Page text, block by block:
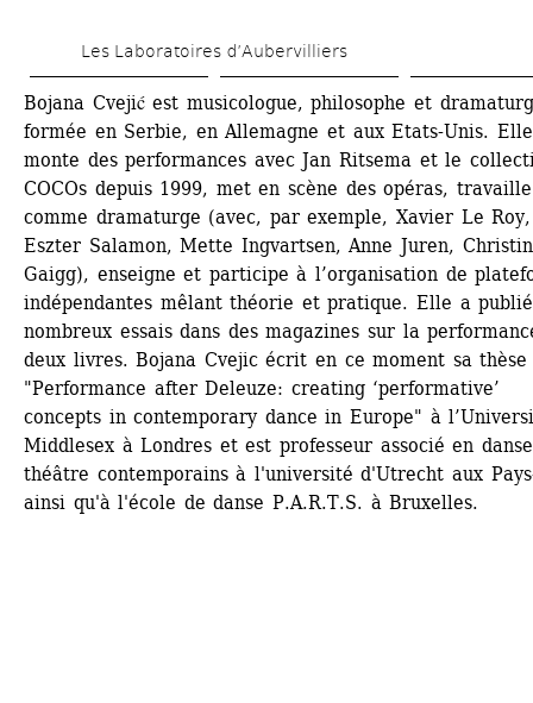
au
contenu
principal
Les Laboratoires d’Aubervilliers
Bojana Cvejić est musicologue, philosophe et
formée en Serbie, en Allemagne et aux Etats-Unis. Elle
monte des performances avec Jan Ritsema et le
COCOs depuis 1999, met en scène des opéras, travaille
comme dramaturge (avec, par exemple, Xavier Le Roy,
Eszter Salamon, Mette Ingvartsen, Anne Juren,
Gaigg), enseigne et participe à l’organisation de
indépendantes mêlant théorie et pratique. Elle a
nombreux essais dans des magazines sur la
deux livres. Bojana Cvejic écrit en ce moment sa thèse
"Performance after Deleuze: creating ‘performative’
concepts in contemporary dance in Europe" à
Middlesex à Londres et est professeur associé en
théâtre contemporains à l'université d'Utrecht aux
ainsi qu'à l'école de danse P.A.R.T.S. à Bruxelles.